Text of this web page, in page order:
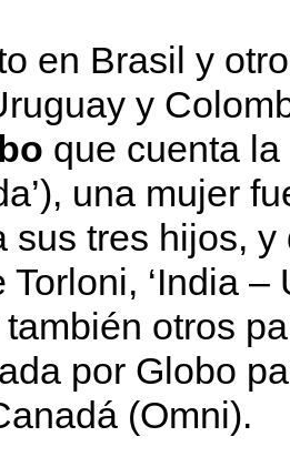
en Brasil y
y
que cuenta
una mujer
sus tres hijos,
Torloni, ‘India
otros
por Globo
(Omni).